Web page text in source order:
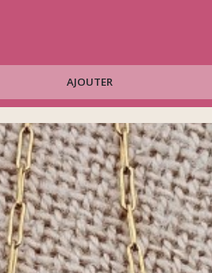
AJOUTER